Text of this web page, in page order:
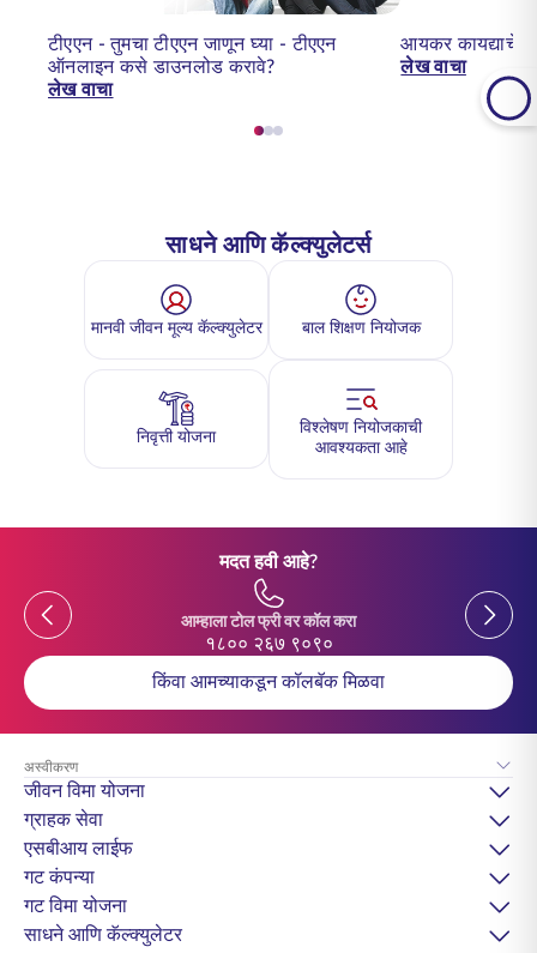
टीएएन - तुमचा टीएएन जाणून घ्या - टीएएन
ऑनलाइन कसे डाउनलोड करावे?
लेख वाचा
आयकर कायद्याचे
लेख वाचा
साधने आणि कॅल्क्युलेटर्स
मानवी जीवन मूल्य कॅल्क्युलेटर बाल शिक्षण नियोजक
निवृत्ती योजना
विश्लेषण नियोजकाची
आवश्यकता आहे
मदत हवी आहे?
Previous
आम्हाला टोल फ्री वर कॉल करा
१८०० २६७ ९०९०
Previous
किंवा आमच्याकडून कॉलबॅक मिळवा
अस्वीकरण
जीवन विमा योजना
ग्राहक सेवा
एसबीआय लाईफ
गट कंपन्या
गट विमा योजना
साधने आणि कॅल्क्युलेटर